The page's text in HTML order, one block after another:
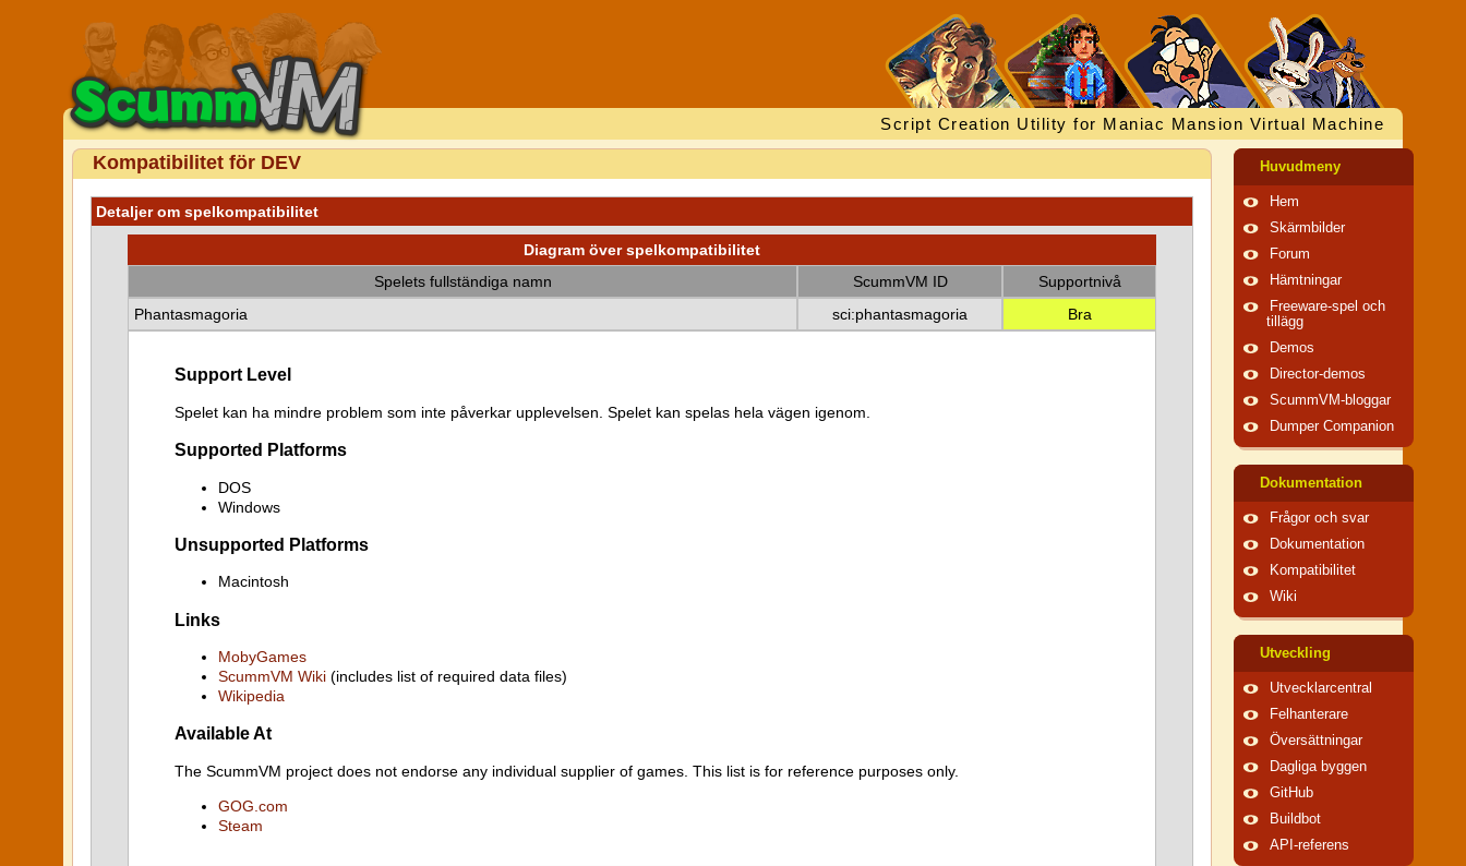
Script Creation Utility for Maniac Mansion Virtual Machine
Kompatibilitet för DEV
Detaljer om spelkompatibilitet
Diagram över spelkompatibilitet
Spelets fullständiga namn
ScummVM ID
Supportnivå
Phantasmagoria
sci:phantasmagoria Bra
Support Level
Spelet kan ha mindre problem som inte påverkar upplevelsen. Spelet kan spelas hela vägen igenom.
Supported Platforms
DOS
Windows
Unsupported Platforms
Macintosh
Links
MobyGames
ScummVM Wiki (includes list of required data files)
Wikipedia
Available At
The ScummVM project does not endorse any individual supplier of games. This list is for reference purposes only.
GOG.com
Steam
Huvudmeny
Hem
Skärmbilder
Forum
Hämtningar
Freeware-spel och
tillägg
Demos
Director-demos
ScummVM-bloggar
Dumper Companion
Dokumentation
Frågor och svar
Dokumentation
Kompatibilitet
Wiki
Utveckling
Utvecklarcentral
Felhanterare
Översättningar
Dagliga byggen
GitHub
Buildbot
API-referens